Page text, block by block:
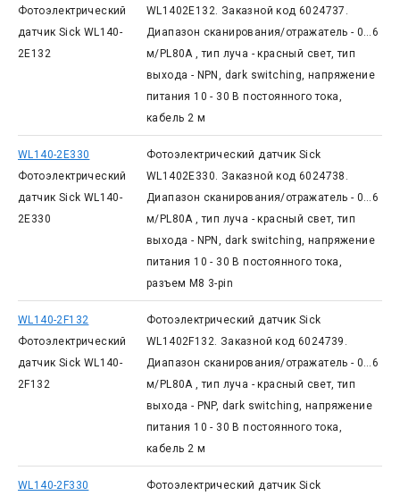
Фотоэлектрический
датчик Sick WL140-
2E132
WL1402E132. Заказной код 6024737.
Диапазон сканирования/отражатель - 0…6
м/PL80A , тип луча - красный свет, тип
выхода - NPN, dark switching, напряжение
питания 10 - 30 В постоянного тока,
кабель 2 м
WL140-2E330
Фотоэлектрический
датчик Sick WL140-
2E330
Фотоэлектрический датчик Sick
WL1402E330. Заказной код 6024738.
Диапазон сканирования/отражатель - 0…6
м/PL80A , тип луча - красный свет, тип
выхода - NPN, dark switching, напряжение
питания 10 - 30 В постоянного тока,
разъем М8 3-pin
WL140-2F132
Фотоэлектрический
датчик Sick WL140-
2F132
Фотоэлектрический датчик Sick
WL1402F132. Заказной код 6024739.
Диапазон сканирования/отражатель - 0…6
м/PL80A , тип луча - красный свет, тип
выхода - PNP, dark switching, напряжение
питания 10 - 30 В постоянного тока,
кабель 2 м
WL140-2F330
Фотоэлектрический датчик Sick